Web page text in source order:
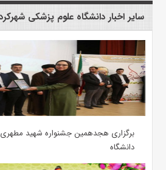
سایر اخبار دانشگاه علوم پزشکی
برگزاری هجدهمین جشنواره شهید مطهری
دانشگاه